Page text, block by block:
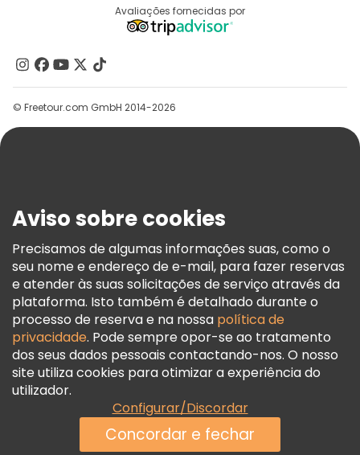
Programa De Afiliados
Contacte-Nos
Grupos
Ajuda
Termos E Informações Legais
Política De Cookies
Freetour Prémios
Programa De Fidelidade
Avaliações fornecidas por
© Freetour.com GmbH 2014-2026
Aviso sobre cookies
Precisamos de algumas informações suas, como o
seu nome e endereço de e-mail, para fazer reservas
e atender às suas solicitações de serviço através da
plataforma. Isto também é detalhado durante o
processo de reserva e na nossa política de
privacidade. Pode sempre opor-se ao tratamento
dos seus dados pessoais contactando-nos. O nosso
site utiliza cookies para otimizar a experiência do
utilizador.
Configurar/Discordar
Concordar e fechar